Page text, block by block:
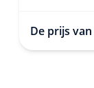
De prijs